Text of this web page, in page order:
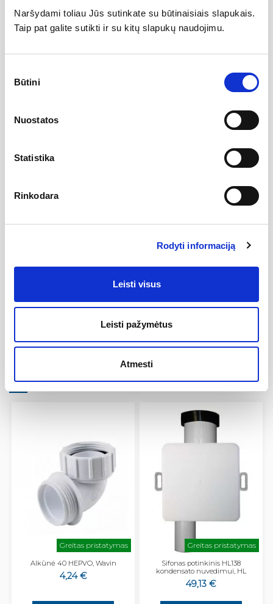
Naršydami toliau Jūs sutinkate su būtinaisiais slapukais.
Taip pat galite sutikti ir su kitų slapukų naudojimu.
pasirinkimas
Būtini
Nuostatos
Statistika
Rinkodara
Rodyti informaciją
Leisti visus
Leisti pažymėtus
Atmesti
Gamintojas
Aprašymas
kondicionierių pajungimui.
Nėra atsiliepimų
Kitos prekės toje pačioje kategorijoje (6):
Greitas pristatymas
Alkūnė 40 HEPVO, Wavin
4,24 €
Greitas pristatymas
Sifonas potinkinis HL138
kondensato nuvedimui, HL
49,13 €